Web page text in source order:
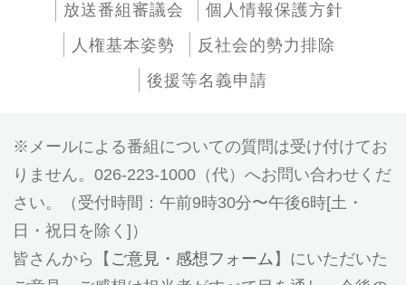
放送番組審議会
個人情報保護方針
人権基本姿勢
反社会的勢力排除
後援等名義申請
メールによる番組についての質問は受け付けてお
りません。026-223-1000（代）へお問い合わせくだ
さい。（受付時間：午前9時30分〜午後6時[土・
日・祝日を除く]）
皆さんから【 ご意見・感想フォーム 】にいただいた